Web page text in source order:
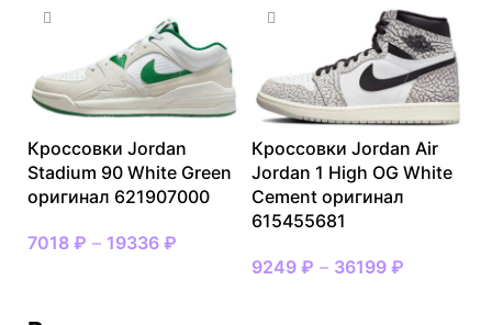
Кроссовки Jordan
Stadium 90 White Green
оригинал 621907000
7018 ₽ – 19336 ₽
Кроссовки Jordan Air
Jordan 1 High OG White
Cement оригинал
615455681
9249 ₽ – 36199 ₽